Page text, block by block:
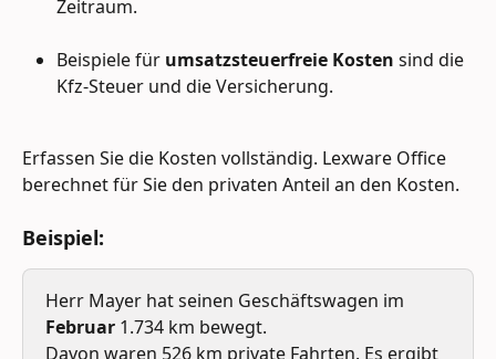
Zeitraum.
Beispiele für umsatzsteuerfreie Kosten sind die
Kfz-Steuer und die Versicherung.
Erfassen Sie die Kosten vollständig. Lexware Office
berechnet für Sie den privaten Anteil an den Kosten.
Beispiel:
Herr Mayer hat seinen Geschäftswagen im
Februar 1.734 km bewegt.
Davon waren 526 km private Fahrten. Es ergibt